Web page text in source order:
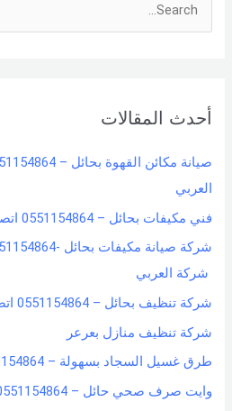
c
f
o
r
:
أحدث المقالات
العربي
فني مكيفات بحائل – 0551154864 اتصل بنا – شركة العربي
شركة العربي
شركة تنظيف بحائل – 0551154864 اتصل بنا – شركة العربي
شركة تنظيف منازل بعرعر
طرق غسيل السجاد بسهولة – 0551154864- شركة العربي
وايت صرف صحي حائل – 0551154864 اتصل بنا – شركة العربي